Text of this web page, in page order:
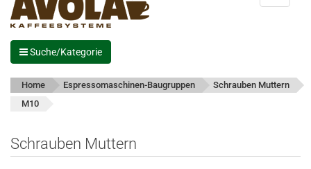
Suche/Kategorie
Home Espressomaschinen-Baugruppen
Schrauben Muttern
M10
Schrauben Muttern